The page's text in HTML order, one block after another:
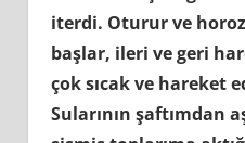
iterdi. Oturur ve
başlar, ileri ve geri
çok sıcak ve hareket
Sularının şaftımdan